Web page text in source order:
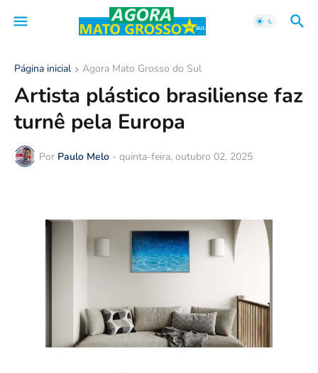
Página inicial Agora Mato Grosso do Sul
Artista plástico brasiliense faz
turnê pela Europa
Por Paulo Melo - quinta-feira, outubro 02, 2025